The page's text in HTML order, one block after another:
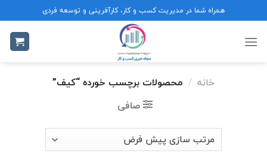
to
content
همراه شما در مدیریت کسب و کار، کارآفرینی و توسعه فردی
خانه / محصولات برچسب خورده “کیف”
صافی